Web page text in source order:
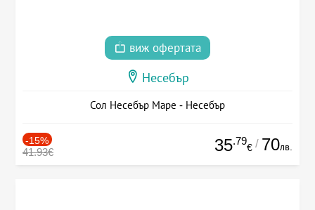
виж офертата
Несебър
Сол Несебър Маре - Несебър
-15%
41.93€ 35.79
€ / 70лв.